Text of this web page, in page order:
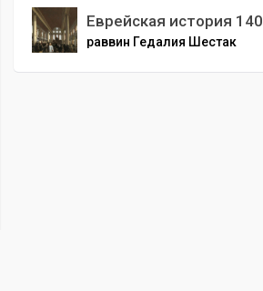
Еврейская история 140
раввин Гедалия Шестак